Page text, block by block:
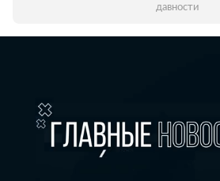
давности